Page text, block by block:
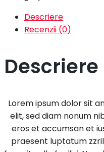
Descriere
Recenzii (0)
Descriere
Lorem ipsum dolor sit
elit, sed diam nonum
eros et accumsan et
praesent luptatum